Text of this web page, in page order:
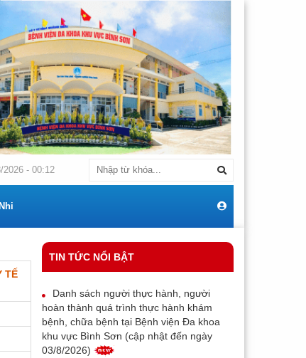
BÁO Về việc: Mời chào giá cạnh tranh mua sắm máy điều hoà
2026 - 00:12
TẾ
TIN TỨC NỔI BẬT
Danh sách người thực hành, người
hoàn thành quá trình thực hành khám
bệnh, chữa bệnh tại Bệnh viện Đa khoa
khu vực Bình Sơn (cập nhật đến ngày
03/8/2026)